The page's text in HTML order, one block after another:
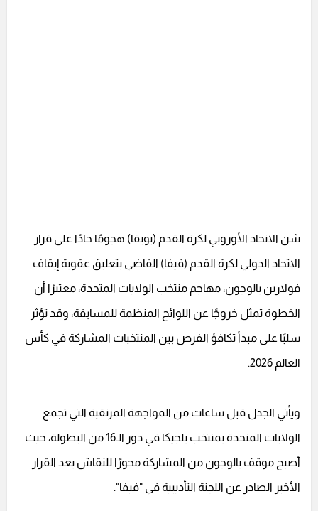
شن الاتحاد الأوروبي لكرة القدم (يويفا) هجومًا حادًا على قرار
الاتحاد الدولي لكرة القدم (فيفا) القاضي بتعليق عقوبة إيقاف
فولارين بالوجون، مهاجم منتخب الولايات المتحدة، معتبرًا أن
الخطوة تمثل خروجًا عن اللوائح المنظمة للمسابقة، وقد تؤثر
سلبًا على مبدأ تكافؤ الفرص بين المنتخبات المشاركة في كأس
العالم 2026.
ويأتي الجدل قبل ساعات من المواجهة المرتقبة التي تجمع
الولايات المتحدة بمنتخب بلجيكا في دور الـ16 من البطولة، حيث
أصبح موقف بالوجون من المشاركة محورًا للنقاش بعد القرار
الأخير الصادر عن اللجنة التأديبية في "فيفا".